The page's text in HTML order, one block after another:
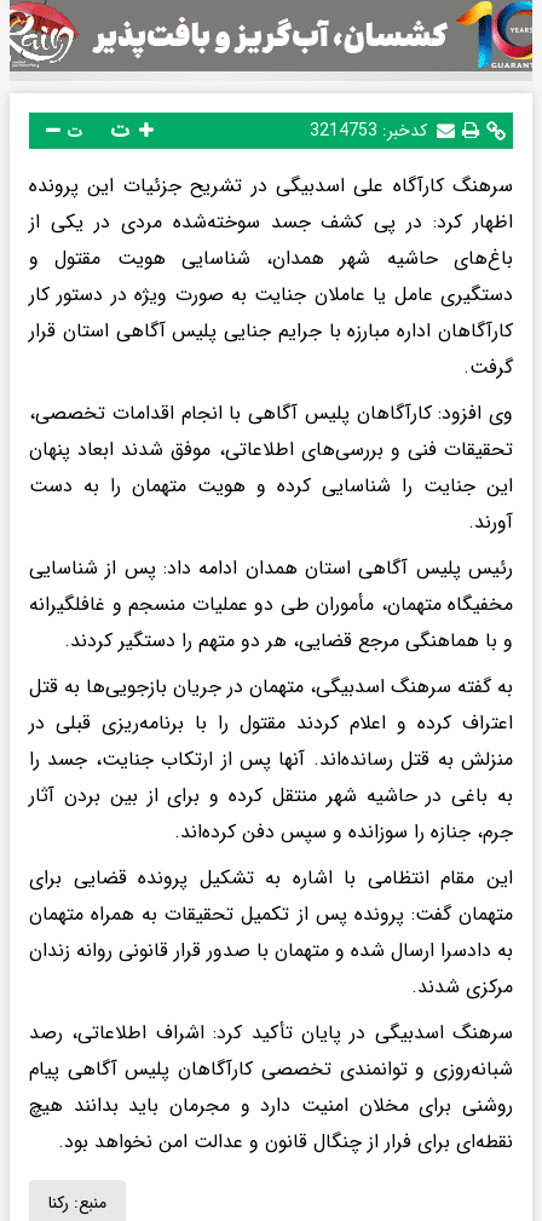
کدخبر: 3214753 ت
سرهنگ کارآگاه علی اسدبیگی در تشریح جزئیات این پرونده
اظهار کرد: در پی کشف جسد سوخته‌شده مردی در یکی از
باغ‌های حاشیه شهر همدان، شناسایی هویت مقتول و
دستگیری عامل یا عاملان جنایت به صورت ویژه در دستور کار
کارآگاهان اداره مبارزه با جرایم جنایی پلیس آگاهی استان قرار
گرفت.
وی افزود: کارآگاهان پلیس آگاهی با انجام اقدامات تخصصی،
تحقیقات فنی و بررسی‌های اطلاعاتی، موفق شدند ابعاد پنهان
این جنایت را شناسایی کرده و هویت متهمان را به دست
آورند.
رئیس پلیس آگاهی استان همدان ادامه داد: پس از شناسایی
مخفیگاه متهمان، مأموران طی دو عملیات منسجم و غافلگیرانه
و با هماهنگی مرجع قضایی، هر دو متهم را دستگیر کردند.
به گفته سرهنگ اسدبیگی، متهمان در جریان بازجویی‌ها به قتل
اعتراف کرده و اعلام کردند مقتول را با برنامه‌ریزی قبلی در
منزلش به قتل رسانده‌اند. آنها پس از ارتکاب جنایت، جسد را
به باغی در حاشیه شهر منتقل کرده و برای از بین بردن آثار
جرم، جنازه را سوزانده و سپس دفن کرده‌اند.
این مقام انتظامی با اشاره به تشکیل پرونده قضایی برای
متهمان گفت: پرونده پس از تکمیل تحقیقات به همراه متهمان
به دادسرا ارسال شده و متهمان با صدور قرار قانونی روانه زندان
مرکزی شدند.
سرهنگ اسدبیگی در پایان تأکید کرد: اشراف اطلاعاتی، رصد
شبانه‌روزی و توانمندی تخصصی کارآگاهان پلیس آگاهی پیام
روشنی برای مخلان امنیت دارد و مجرمان باید بدانند هیچ
نقطه‌ای برای فرار از چنگال قانون و عدالت امن نخواهد بود.
منبع: رکنا